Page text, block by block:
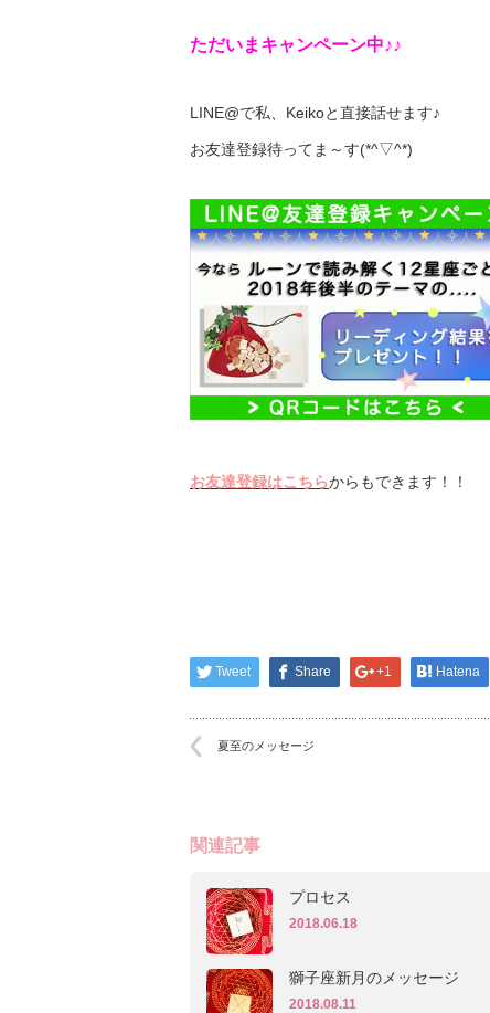
ただいまキャンペーン中♪♪
LINE@で私、Keikoと直接話せます♪
お友達登録待ってま～す(*^▽^*)
お友達登録はこちらからもできます！！
Tweet Share +1 Hatena
夏至のメッセージ
関連記事
プロセス
2018.06.18
獅子座新月のメッセージ
2018.08.11